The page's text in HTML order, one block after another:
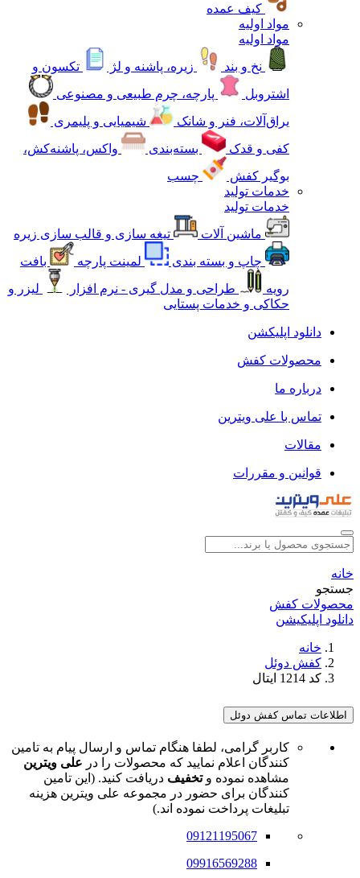
کیف عمده
مواد اولیه
مواد اولیه
نخ و بند
زیره، پاشنه و لژ
تکسون و
اشتروبل
پارچه، چرم طبیعی و مصنوعی
یراق‌آلات، فنر و شانک
شیمیایی و پلیمری
کفی و قدک
بسته‌بندی
واکس، پاشنه‌کش،
بوگیر کفش
چسب
خدمات تولید
خدمات تولید
ماشین آلات
تیغه سازی و قالب سازی زیره
چاپ و بسته بندی
لمینت پارچه
بافت
رویه
طراحی و مدل گیری - نرم افزار
لیزر و
حکاکی و خدمات پستایی
دانلود اپلیکشن
محصولات کفش
درباره ما
تماس با علی ویترین
مقالات
قوانین و مقررات
خانه
جستجو
محصولات کفش
دانلود اپلیکیشن
خانه
کفش دوئل
کد 1214 ایتال
اطلاعات تماس کفش دوئل
کاربر گرامی، لطفا هنگام تماس و ارسال پیام به تامین
کنندگان اعلام نمایید که محصولات را در علی ویترین
مشاهده نموده وتخفیف دریافت کنید. (این تامین
کنندگان برای حضور در مجموعه علی ویترین هزینه
تبلیغات پرداخت نموده اند.)
09121195067
09916569288